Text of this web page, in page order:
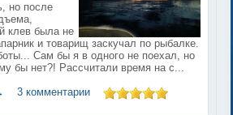
но после
клев была не
и товарищ заскучал по рыбалке.
Сам бы я в одного не поехал, но
бы нет?! Рассчитали время на с...
3 комментарии